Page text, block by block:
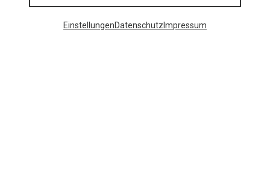
EinstellungenDatenschutz Impressum